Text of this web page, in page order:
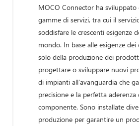
MOCO Connector ha
gamme di servizi, tra cui il
soddisfare le crescenti esigenze
mondo. In base alle esigenze
solo della produzione dei
progettare o sviluppare nuovi
di impianti all'avanguardia che
precisione e la perfetta
componente. Sono installate
produzione per garantire un